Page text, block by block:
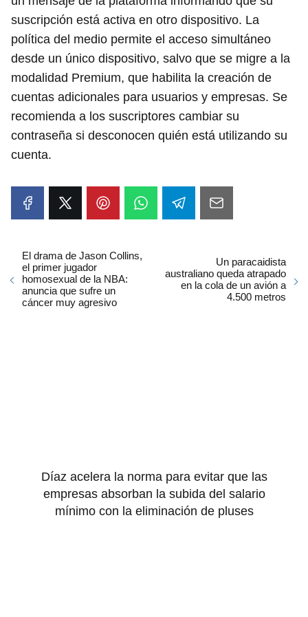
suscripción está activa en otro dispositivo. La
política del medio permite el acceso simultáneo
desde un único dispositivo, salvo que se migre a la
modalidad Premium, que habilita la creación de
cuentas adicionales para usuarios y empresas. Se
recomienda a los suscriptores cambiar su
contraseña si desconocen quién está utilizando su
cuenta.
El drama de Jason Collins,
el primer jugador
homosexual de la NBA:
anuncia que sufre un
cáncer muy agresivo
Un paracaidista
australiano queda atrapado
en la cola de un avión a
4.500 metros
Díaz acelera la norma para evitar que las
empresas absorban la subida del salario
mínimo con la eliminación de pluses